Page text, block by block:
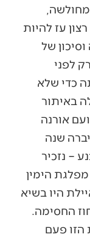
עז להיות
של
לפני
כדי שלא
באיתור
אורנה
שנה
– נזכיר
הימין
היו בשיא
החסימה.
הזו פעם